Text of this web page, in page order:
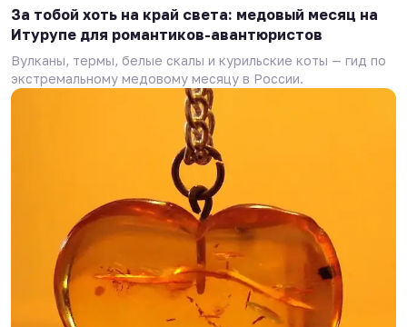
За тобой хоть на край света: медовый месяц на
Итурупе для романтиков-авантюристов
Вулканы, термы, белые скалы и курильские коты — гид по
экстремальному медовому месяцу в России.